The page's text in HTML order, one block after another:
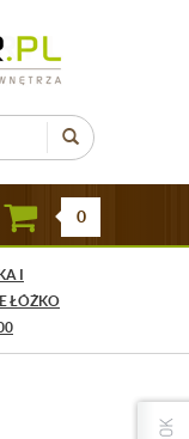
0
I
ŁÓŻKO